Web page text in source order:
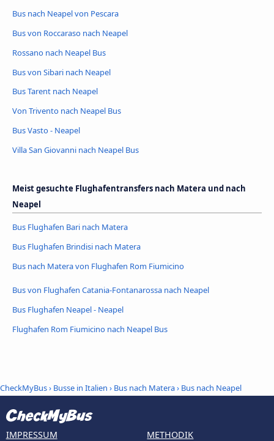
Bus nach Neapel von Pescara
Bus von Roccaraso nach Neapel
Rossano nach Neapel Bus
Bus von Sibari nach Neapel
Bus Tarent nach Neapel
Von Trivento nach Neapel Bus
Bus Vasto - Neapel
Villa San Giovanni nach Neapel Bus
Meist gesuchte Flughafentransfers nach Matera und nach
Neapel
Bus Flughafen Bari nach Matera
Bus Flughafen Brindisi nach Matera
Bus nach Matera von Flughafen Rom Fiumicino
Bus von Flughafen Catania-Fontanarossa nach Neapel
Bus Flughafen Neapel - Neapel
Flughafen Rom Fiumicino nach Neapel Bus
CheckMyBus› Busse in Italien › Bus nach Matera› Bus nach Neapel
IMPRESSUM METHODIK